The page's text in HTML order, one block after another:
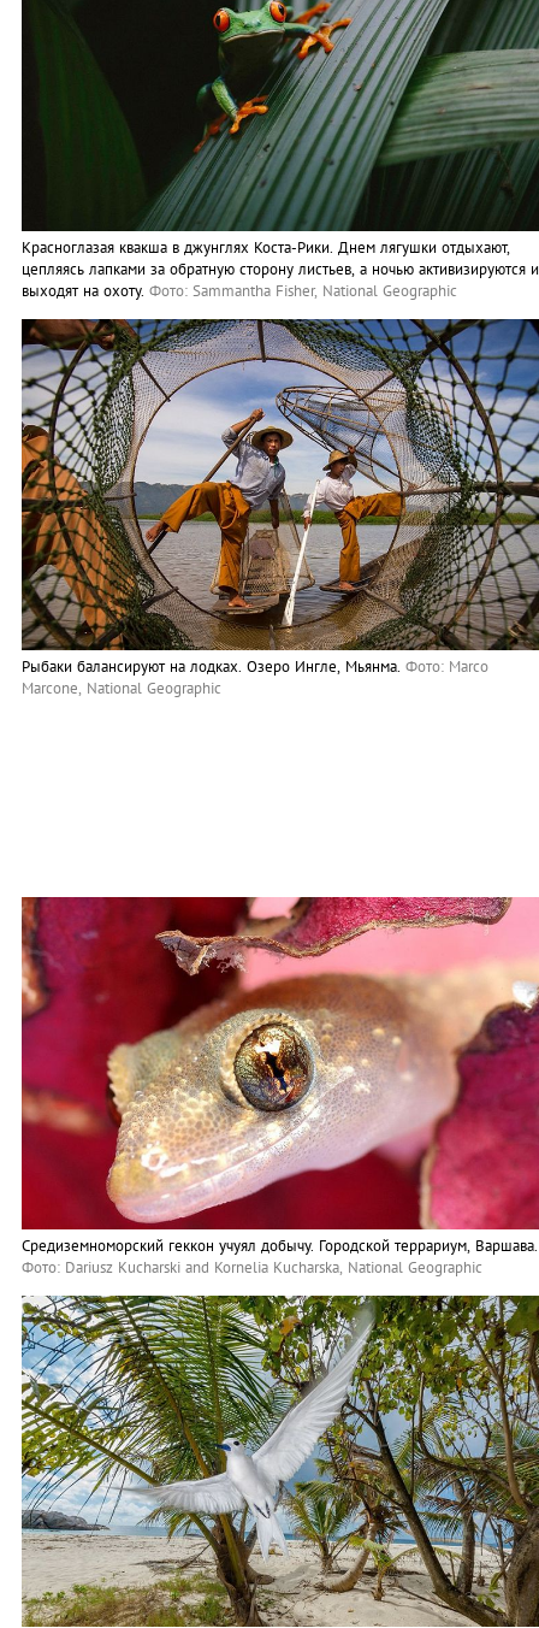
Красноглазая квакша в джунглях Коста-Рики. Днем лягушки отдыхают,
цепляясь лапками за обратную сторону листьев, а ночью активизируются и
выходят на охоту. Фото: Sammantha Fisher, National Geographic
Рыбаки балансируют на лодках. Озеро Ингле, Мьянма. Фото: Marco
Marcone, National Geographic
Средиземноморский геккон учуял добычу. Городской террариум, Варшава.
Фото: Dariusz Kucharski and Kornelia Kucharska, National Geographic